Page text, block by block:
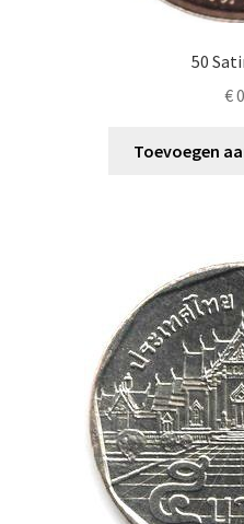
50
€
Toevoegen